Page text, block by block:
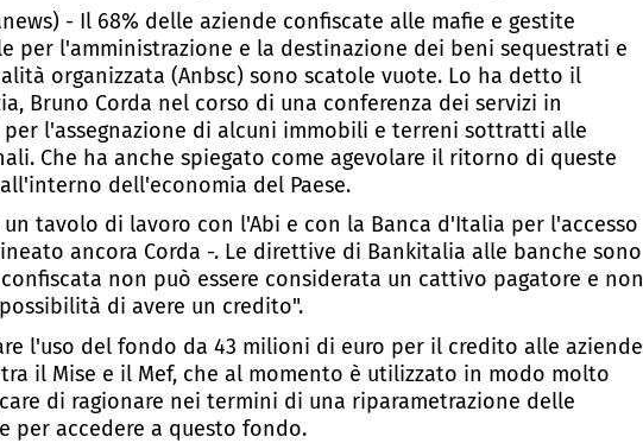
- Il 68% delle aziende confiscate alle mafie e gestite
per l'amministrazione e la destinazione dei beni sequestrati e
organizzata (Anbsc) sono scatole vuote. Lo ha detto il
Bruno Corda nel corso di una conferenza dei servizi in
per l'assegnazione di alcuni immobili e terreni sottratti alle
Che ha anche spiegato come agevolare il ritorno di queste
dell'economia del Paese.
tavolo di lavoro con l'Abi e con la Banca d'Italia per l'accesso
ancora Corda -. Le direttive di Bankitalia alle banche sono
non può essere considerata un cattivo pagatore e non
di avere un credito".
l'uso del fondo da 43 milioni di euro per il credito alle aziende
il Mise e il Mef, che al momento è utilizzato in modo molto
di ragionare nei termini di una riparametrazione delle
per accedere a questo fondo.